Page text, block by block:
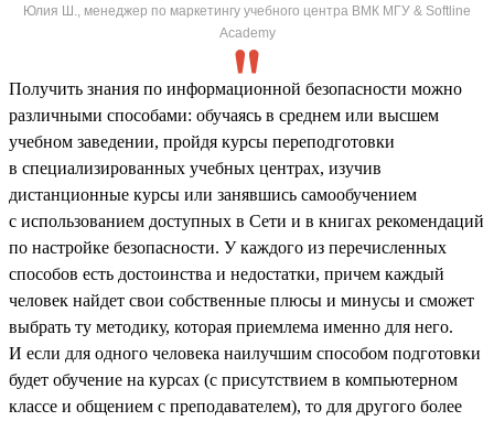
Юлия Ш., менеджер по маркетингу учебного центра ВМК МГУ & Softline
Academy
Получить знания по информационной безопасности можно
различными способами: обучаясь в среднем или высшем
учебном заведении, пройдя курсы переподготовки
в специализированных учебных центрах, изучив
дистанционные курсы или занявшись самообучением
с использованием доступных в Сети и в книгах рекомендаций
по настройке безопасности. У каждого из перечисленных
способов есть достоинства и недостатки, причем каждый
человек найдет свои собственные плюсы и минусы и сможет
выбрать ту методику, которая приемлема именно для него.
И если для одного человека наилучшим способом подготовки
будет обучение на курсах (с присутствием в компьютерном
классе и общением с преподавателем), то для другого более